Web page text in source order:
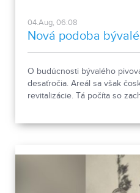
04.Aug, 06:08
Nová podoba
O budúcnosti bývalého
desaťročia. Areál sa však
revitalizácie. Tá počíta so